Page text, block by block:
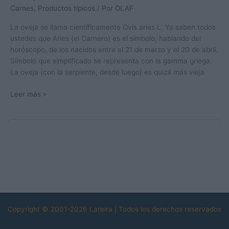
Carnes Productos típicos / Por OLAF
La oveja se llama científicamente Ovis aries L. Ya saben todos
ustedes que Aries (el Carnero) es el símbolo, hablando del
horóscopo, de los nacidos entre el 21 de marzo y el 20 de abril.
Símbolo que simplificado se representa con la gamma griega.
La oveja (con la serpiente, desde luego) es quizá más vieja
Oveja
Leer más »
Copyright © 2001-2026 Lareira | Todos los derechos reservados